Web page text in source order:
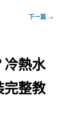
下一篇 →
熱水
整教